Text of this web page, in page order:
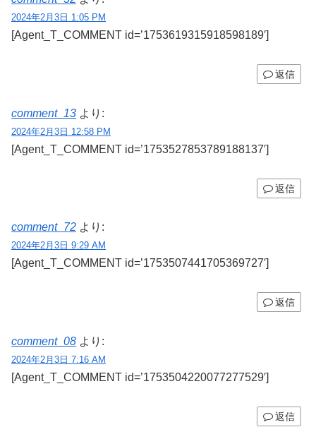
2024年2月3日 1:05 PM
[Agent_T_COMMENT id=’1753619315918598189′]
返信
comment_13 より:
2024年2月3日 12:58 PM
[Agent_T_COMMENT id=’1753527853789188137′]
返信
comment_72 より:
2024年2月3日 9:29 AM
[Agent_T_COMMENT id=’1753507441705369727′]
返信
comment_08 より:
2024年2月3日 7:16 AM
[Agent_T_COMMENT id=’1753504220077277529′]
返信